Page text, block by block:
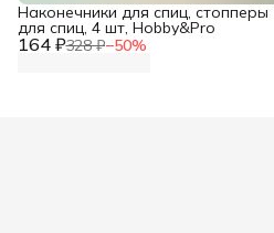
164 ₽328 ₽−50%
Наконечники для спиц, стопперы
для спиц, 4 шт, Hobby&Pro